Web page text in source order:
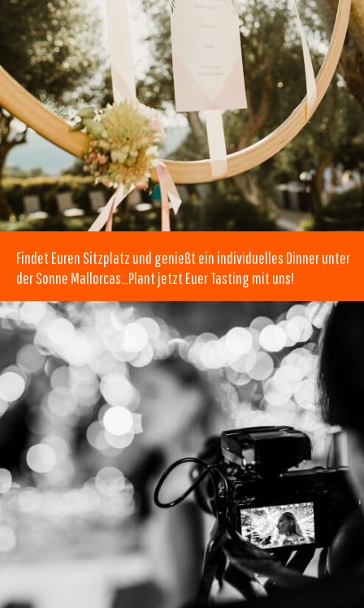
Findet Euren Sitzplatz und genießt ein individuelles Dinner unter
der Sonne Mallorcas…Plant jetzt Euer Tasting mit uns!